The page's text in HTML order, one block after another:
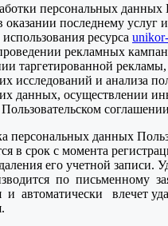
персональных данных
оказании последнему услуг
ресурса unikor-
рекламных
таргетированной
исследований и анализа
данных, осуществлении
персональных данных
в срок с момента
его учетной записи.
по письменному
и автоматически влечет